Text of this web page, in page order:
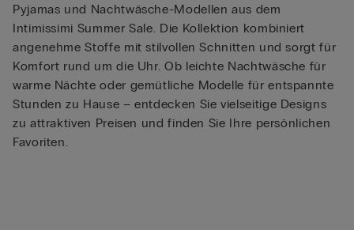
Pyjamas und Nachtwäsche-Modellen aus dem
Intimissimi Summer Sale. Die Kollektion kombiniert
angenehme Stoffe mit stilvollen Schnitten und sorgt für
Komfort rund um die Uhr. Ob leichte Nachtwäsche für
warme Nächte oder gemütliche Modelle für entspannte
Stunden zu Hause – entdecken Sie vielseitige Designs
zu attraktiven Preisen und finden Sie Ihre persönlichen
Favoriten.